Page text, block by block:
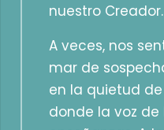
nuestro Creador.
A veces, nos
mar de
en la quietud
donde la voz de